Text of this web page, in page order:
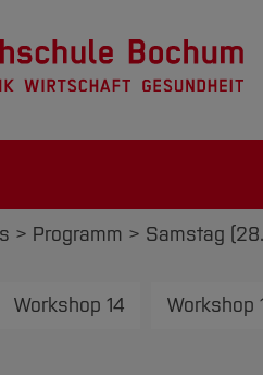
Programm Samstag
Workshop 14 Workshop